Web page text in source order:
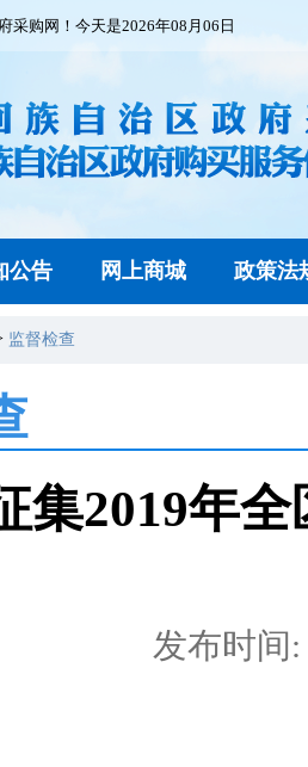
采购网！今天是2026年08月06日
公告 网上商城 政策法
监督检查
集2019年
发布时间: